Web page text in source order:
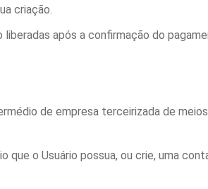
criação.
após a confirmação do
de empresa terceirizada de
o Usuário possua, ou crie, uma